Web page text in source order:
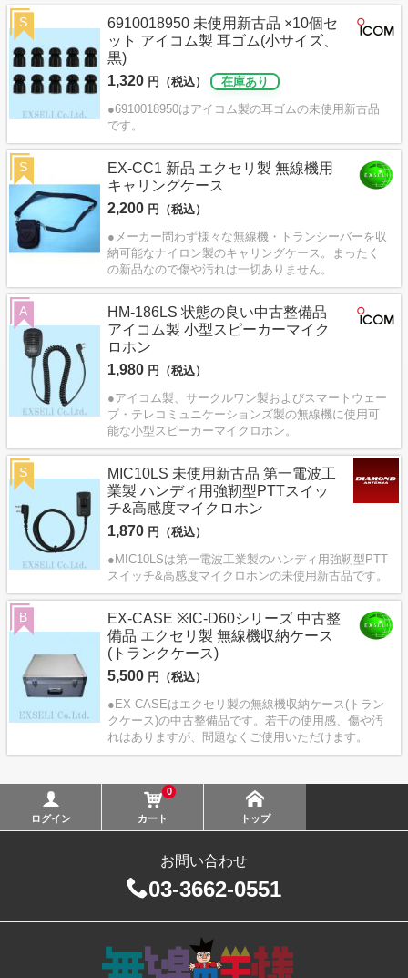
6910018950 未使用新古品 ×10個セ
ット アイコム製 耳ゴム(小サイズ、
黒)
1,320 円（税込）
在庫あり
●6910018950はアイコム製の耳ゴムの未使用新古品
です。
S
EX-CC1 新品 エクセリ製 無線機用
キャリングケース
2,200 円（税込）
●メーカー問わず様々な無線機・トランシーバーを収
納可能なナイロン製のキャリングケース。まったく
の新品なので傷や汚れは一切ありません。
S
HM-186LS 状態の良い中古整備品
アイコム製 小型スピーカーマイク
ロホン
1,980 円（税込）
●アイコム製、サークルワン製およびスマートウェー
ブ・テレコミュニケーションズ製の無線機に使用可
能な小型スピーカーマイクロホン。
A
MIC10LS 未使用新古品 第一電波工
業製 ハンディ用強靭型PTTスイッ
チ&高感度マイクロホン
1,870 円（税込）
●MIC10LSは第一電波工業製のハンディ用強靭型PTT
スイッチ&高感度マイクロホンの未使用新古品です。
S
EX-CASE ※IC-D60シリーズ 中古整
備品 エクセリ製 無線機収納ケース
(トランクケース)
5,500 円（税込）
●EX-CASEはエクセリ製の無線機収納ケース(トラン
クケース)の中古整備品です。若干の使用感、傷や汚
れはありますが、問題なくご使用いただけます。
B
ログイン
0
カート トップ
お問い合わせ
03-3662-0551